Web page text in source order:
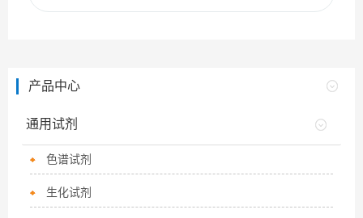
产品中心
通用试剂
色谱试剂
生化试剂